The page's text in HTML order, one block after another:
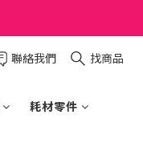
聯絡我們 找商品
耗材零件